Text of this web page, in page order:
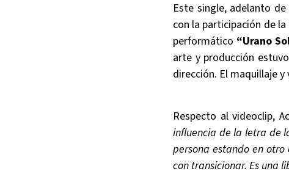
Este single, adelanto
con la participación de
performático “Urano
arte y producción
dirección. El maquillaje
Respecto al videoclip,
influencia de la letra de
persona estando en otro
con transicionar. Es una